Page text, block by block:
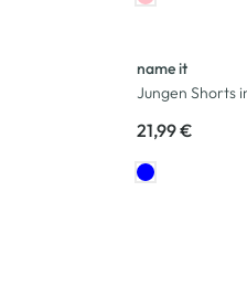
name it
Jungen Shorts
21,99 €